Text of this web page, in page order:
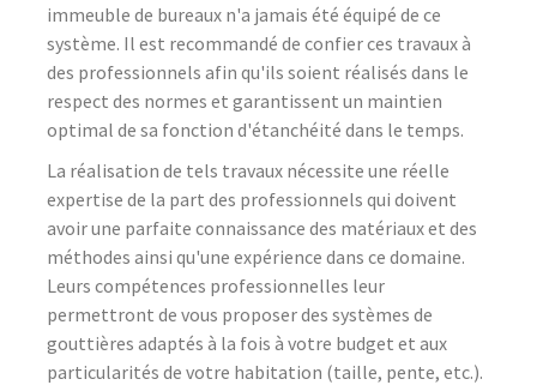
immeuble de bureaux n'a jamais été équipé de ce
système. Il est recommandé de confier ces travaux à
des professionnels afin qu'ils soient réalisés dans le
respect des normes et garantissent un maintien
optimal de sa fonction d'étanchéité dans le temps.
La réalisation de tels travaux nécessite une réelle
expertise de la part des professionnels qui doivent
avoir une parfaite connaissance des matériaux et des
méthodes ainsi qu'une expérience dans ce domaine.
Leurs compétences professionnelles leur
permettront de vous proposer des systèmes de
gouttières adaptés à la fois à votre budget et aux
particularités de votre habitation (taille, pente, etc.).